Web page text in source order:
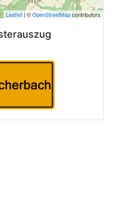
Leaflet| ©OpenStreetMapcontributors